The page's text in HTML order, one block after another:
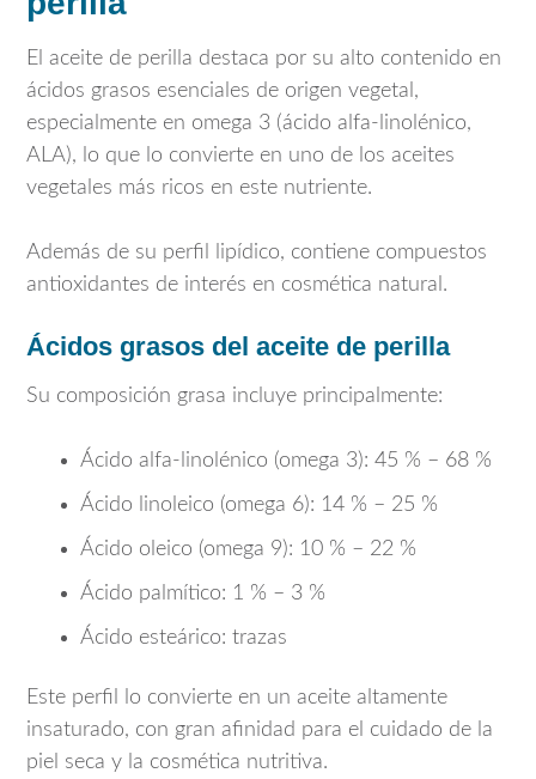
El aceite de perilla destaca por su alto contenido en
ácidos grasos esenciales de origen vegetal,
especialmente en omega 3 (ácido alfa-linolénico,
ALA), lo que lo convierte en uno de los aceites
vegetales más ricos en este nutriente.
Además de su perfil lipídico, contiene compuestos
antioxidantes de interés en cosmética natural.
Ácidos grasos del aceite de perilla
Su composición grasa incluye principalmente:
Ácido alfa-linolénico (omega 3): 45 % – 68 %
Ácido linoleico (omega 6): 14 % – 25 %
Ácido oleico (omega 9): 10 % – 22 %
Ácido palmítico: 1 % – 3 %
Ácido esteárico: trazas
Este perfil lo convierte en un aceite altamente
insaturado, con gran afinidad para el cuidado de la
piel seca y la cosmética nutritiva.